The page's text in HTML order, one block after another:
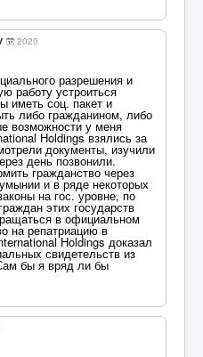
2020
разрешения и
работу устроиться
иметь соц. пакет и
либо гражданином, либо
возможности у меня
Holdings взялись за
документы, изучили
день позвонили.
гражданство через
и в ряде некоторых
на гос. уровне, по
этих государств
в официальном
на репатриацию в
Holdings доказал
свидетельств из
бы я вряд ли бы